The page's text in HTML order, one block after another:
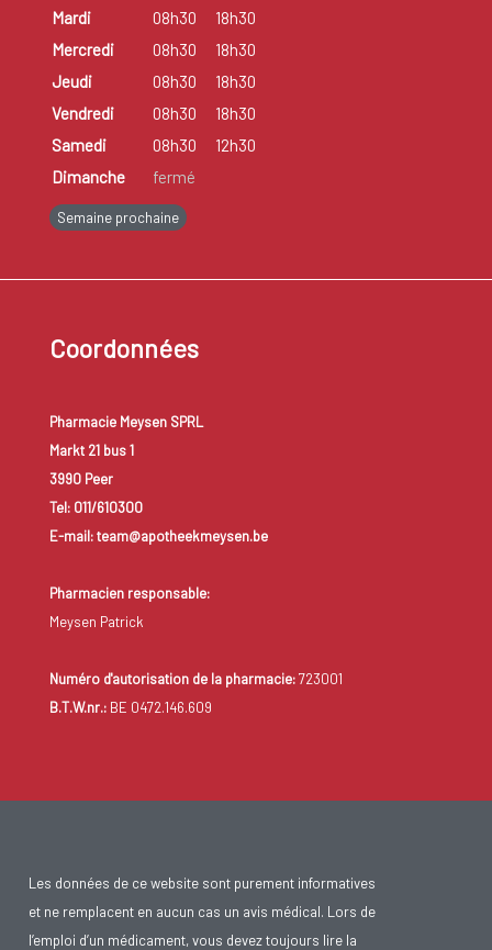
Mardi
08h30
18h30
Mercredi
08h30
18h30
Jeudi
08h30
18h30
Vendredi
08h30
18h30
Samedi
08h30
12h30
Dimanche
fermé
Semaine prochaine
Coordonnées
Pharmacie Meysen SPRL
Markt 21 bus 1
3990 Peer
Tel: 011/610300
E-mail: team@apotheekmeysen.be
Pharmacien responsable:
Meysen Patrick
Numéro d'autorisation de la pharmacie:723001
B.T.W.nr.:BE 0472.146.609
Les données de ce website sont purement informatives
et ne remplacent en aucun cas un avis médical. Lors de
l’emploi d’un médicament, vous devez toujours lire la